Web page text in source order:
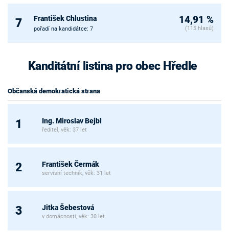
7 František Chlustina
pořadí na kandidátce: 7
14,91 %
(115 hlasů)
Kanditátní listina pro obec Hředle
Občanská demokratická strana
1 Ing. Miroslav Bejbl
ředitel, věk: 37 let
2 František Čermák
servisní technik, věk: 31 let
3 Jitka Šebestová
v domácnosti, věk: 30 let